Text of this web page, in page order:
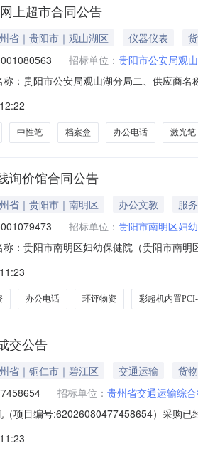
上超市合同公告
省｜贵阳市｜观山湖区 仪器仪表
招标单位： 贵阳市公安局观
：贵阳市公安局观山湖分局二、供应商
/遥控PPT翻页笔/电子教鞭翻页器演示器激
中性笔 档案盒 办公电话 激光笔
询价馆合同公告
省｜贵阳市｜南明区 办公文教
服务
招标单位： 贵阳市南明区妇
：贵阳市南明区妇幼保健院（贵阳市南
数量单价(元)总价(元)1办公电话--个
办公电话 环评物资 彩超机内置
交公告
省｜铜仁市｜碧江区 交通运输
货物
招标单位： 贵州省交通运输综
（项目编号:62026080477458654）采购
州省交通运输综合行政执法六支队采购单